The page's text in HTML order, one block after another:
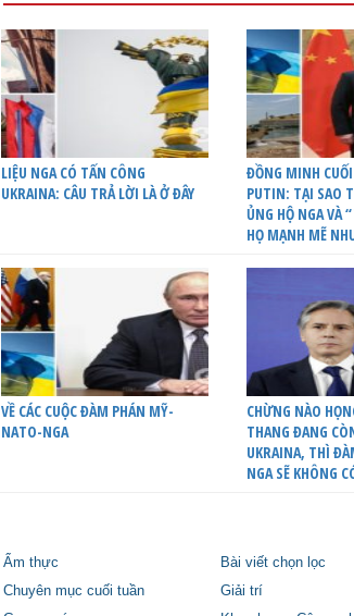
LIỆU NGA CÓ TẤN CÔNG
UKRAINA: CÂU TRẢ LỜI LÀ Ở ĐÂY
ĐỒNG MINH
PUTIN: TẠI SAO
ỦNG HỘ NGA VÀ
HỌ MẠNH MẼ
VỀ CÁC CUỘC ĐÀM PHÁN MỸ-
NATO-NGA
CHỪNG NÀO
THANG ĐANG
UKRAINA, THÌ
NGA SẼ KHÔNG
Ẩm thực Bài viết chọn lọc
Chuyên mục cuối tuần
Giải trí